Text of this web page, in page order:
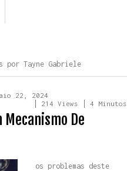
por Tayne Gabriele
22, 2024
214 Views
4 Minutos
Mecanismo De
os problemas deste